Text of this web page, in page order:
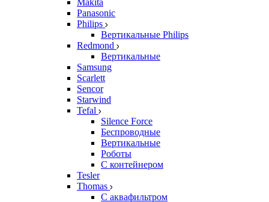
Makita
Panasonic
Philips
Вертикальные Philips
Redmond
Вертикальные
Samsung
Scarlett
Sencor
Starwind
Tefal
Silence Force
Беспроводные
Вертикальные
Роботы
С контейнером
Tesler
Thomas
С аквафильтром